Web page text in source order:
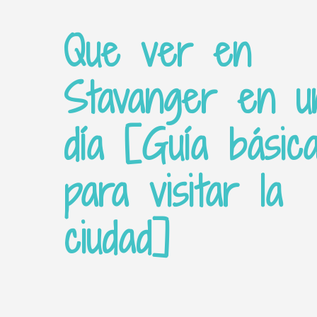
Que ver en
Stavanger en
día [Guía
para visitar la
ciudad]